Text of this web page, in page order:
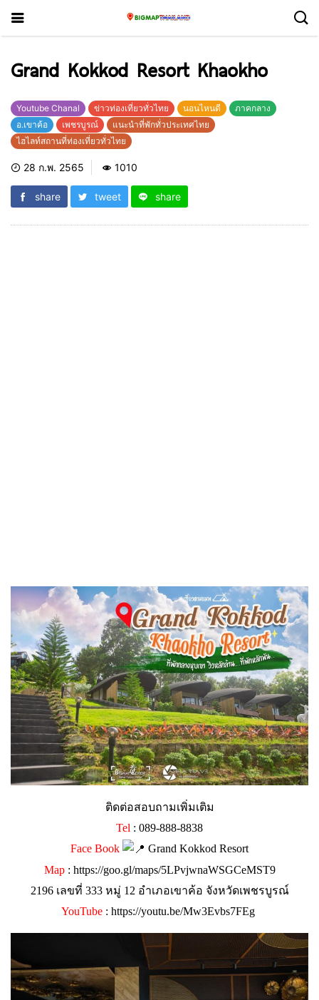
Grand Kokkod Resort Khaokho
Youtube Chanal ข่าวท่องเที่ยวทั่วไทย นอนไหนดี
ภาคกลาง
อ.เขาค้อ
เพชรบูรณ์
แนะนำที่พักทั่วประเทศไทย
ไฮไลท์สถานที่ท่องเที่ยวทั่วไทย
28 ก.พ. 2565 1010
share tweet share
ติดต่อสอบถามเพิ่มเติม
Tel : 089-888-8838
Face Book
Grand Kokkod Resort
Map: https://goo.gl/maps/5LPvjwnaWSGCeMST9
2196 เลขที่ 333 หมู่ 12 อำเภอเขาค้อ จังหวัดเพชรบูรณ์
YouTube: https://youtu.be/Mw3Evbs7FEg